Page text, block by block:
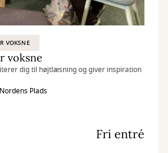
VOKSNE
voksne
dig til højtlæsning og giver inspiration
Plads
Fri entré